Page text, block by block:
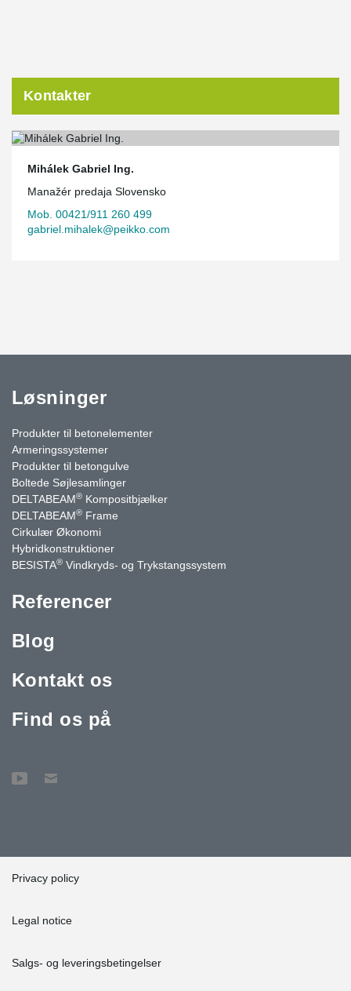
Kontakter
Mihálek Gabriel Ing.
Manažér predaja Slovensko
Mob. 00421/911 260 499
gabriel.mihalek@peikko.com
Løsninger
Produkter til betonelementer
Armeringssystemer
Produkter til betongulve
Boltede Søjlesamlinger
DELTABEAM® Kompositbjælker
DELTABEAM® Frame
Cirkulær Økonomi
Hybridkonstruktioner
BESISTA® Vindkryds- og Trykstangssystem
Referencer
Blog
Kontakt os
Find os på
Privacy policy
Legal notice
Salgs- og leveringsbetingelser